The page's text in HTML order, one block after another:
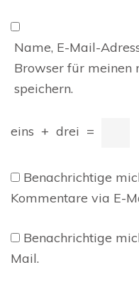
Name, E-Mail-
Browser für meinen
speichern.
eins + drei =
Benachrichtige
Kommentare via E-
Benachrichtige
Mail.